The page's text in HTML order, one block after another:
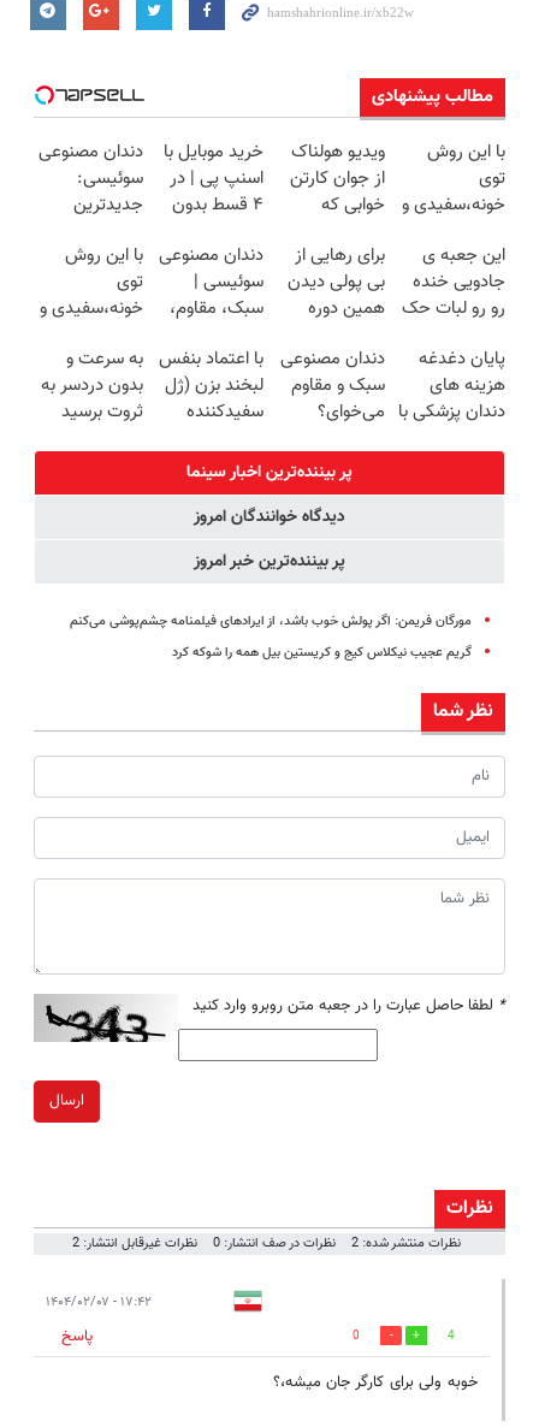
مطالب پیشنهادی
با این روش
توی
خونه،سفیدی و
برگردون
(40%off)
ویدیو هولناک
از جوان کارتن
خوابی که
آموزش رایگان
خرید موبایل با
اسنپ پی | در
۴ قسط بدون
دندان مصنوعی
سوئیسی:
جدیدترین
سبک و مقاوم |
پرداخت قسطی
این جعبه ی
جادویی خنده
رو رو لبات حک
خرید40%تخفیف
برای رهایی از
بی پولی دیدن
همین دوره
(شمارتو وارد
کن)
دندان مصنوعی
سوئیسی |
سبک، مقاوم،
رایگان+پرداخت
اقساطی😍
با این روش
توی
خونه،سفیدی و
برگردون(40%off)
پایان دغدغه
هزینه های
دندان پزشکی با
دندان مصنوعی
سبک و مقاوم
می‌خوای؟
اقساطی هم
داریم!😍 | 📍
با اعتماد بنفس
لبخند بزن (ژل
سفیدکننده
به سرعت و
بدون دردسر به
ثروت برسید
پولسازی)
پر بیننده‌ترین اخبار سینما
دیدگاه خوانندگان امروز
پر بیننده‌ترین خبر امروز
مورگان فریمن: اگر پولش خوب باشد، از ایرادهای فیلمنامه چشم‌پوشی می‌کنم
گریم عجیب نیکلاس کیج و کریستین بیل همه را شوکه کرد
نظر شما
* لطفا حاصل عبارت را در جعبه متن روبرو وارد کنید
ارسال
نظرات
نظرات منتشر شده: 2 نظرات در صف انتشار: 0 نظرات غیرقابل انتشار: 2
۱۷:۴۲ - ۱۴۰۴/۰۲/۰۷
4
0
پاسخ
خوبه ولی برای کارگر جان میشه،؟